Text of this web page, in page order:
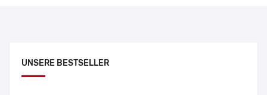
UNSERE BESTSELLER